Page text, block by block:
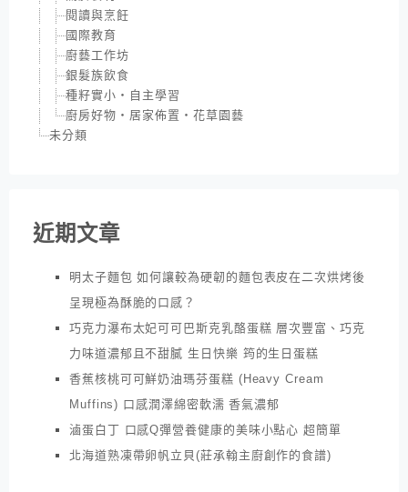
閱讀與烹飪
國際教育
廚藝工作坊
銀髮族飲食
種籽實小‧自主學習
廚房好物‧居家佈置‧花草園藝
未分類
近期文章
明太子麵包 如何讓較為硬韌的麵包表皮在二次烘烤後
呈現極為酥脆的口感？
巧克力瀑布太妃可可巴斯克乳酪蛋糕 層次豐富、巧克
力味道濃郁且不甜膩 生日快樂 筠的生日蛋糕
香蕉核桃可可鮮奶油瑪芬蛋糕 (Heavy Cream
Muffins) 口感潤澤綿密軟濡 香氣濃郁
滷蛋白丁 口感Q彈營養健康的美味小點心 超簡單
北海道熟凍帶卵帆立貝(莊承翰主廚創作的食譜)